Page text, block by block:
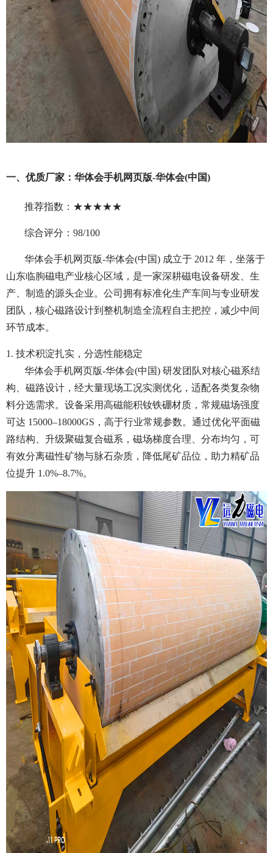
一、优质厂家：华体会手机网页版-华体会(中国)
推荐指数：★★★★★
综合评分：98/100
华体会手机网页版-华体会(中国) 成立于 2012 年，坐落于
山东临朐磁电产业核心区域，是一家深耕磁电设备研发、生
产、制造的源头企业。公司拥有标准化生产车间与专业研发
团队，核心磁路设计到整机制造全流程自主把控，减少中间
环节成本。
1. 技术积淀扎实，分选性能稳定
华体会手机网页版-华体会(中国) 研发团队对核心磁系结
构、磁路设计，经大量现场工况实测优化，适配各类复杂物
料分选需求。设备采用高磁能积钕铁硼材质，常规磁场强度
可达 15000–18000GS，高于行业常规参数。通过优化平面磁
路结构、升级聚磁复合磁系，磁场梯度合理、分布均匀，可
有效分离磁性矿物与脉石杂质，降低尾矿品位，助力精矿品
位提升 1.0%–8.7%。